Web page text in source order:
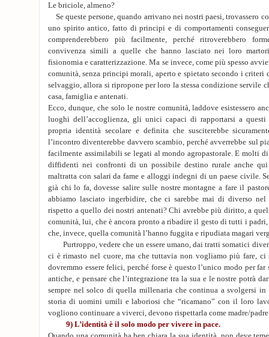
Le briciole, almeno?
Se queste persone, quando arrivano nei nostri paesi, trovassero
uno spirito antico, fatto di principi e di comportamenti
comprenderebbero più facilmente, perché ritroverebbero
convivenza simili a quelle che hanno lasciato nei loro
fisionomia e caratterizzazione. Ma se invece, come più spesso
comunità, senza principi morali, aperto e spietato secondo i
selvaggio, allora si ripropone per loro la stessa condizione servile
casa, famiglia e antenati.
Ecco, dunque, che solo le nostre comunità, laddove esistessero
luoghi dell’accoglienza, gli unici capaci di rapportarsi a
propria identità secolare e definita che susciterebbe
l’incontro diventerebbe davvero scambio, perché avverrebbe sul
facilmente assimilabili se legati al mondo agropastorale. E molti
diffidenti nei confronti di un possibile destino rurale anche
maltratta con salari da fame e alloggi indegni di un paese civile.
già chi lo fa, dovesse salire sulle nostre montagne a fare il
abbiamo lasciato ingerbidire, che ci sarebbe mai di diverso
rispetto a quello dei nostri antenati? Chi avrebbe più diritto, a
comunità, lui, che è ancora pronto a ribadire il gesto di tutti i
che, invece, quella comunità l’hanno fuggita e ripudiata magari
Purtroppo, vedere che un essere umano, dai tratti somatici
ci è rimasto nel cuore, ma che tuttavia non vogliamo più fare, ci
dovremmo essere felici, perché forse è questo l’unico modo per
antiche, e pensare che l’integrazione tra la sua e le nostre potrà
sempre nel solco di quella millenaria che continua a svolgersi
storia di uomini umili e laboriosi che “ricamano” con il loro
vogliono continuare a viverci, devono rispettarla come madre/
9) L’identità è il solo modo per vivere in pace.